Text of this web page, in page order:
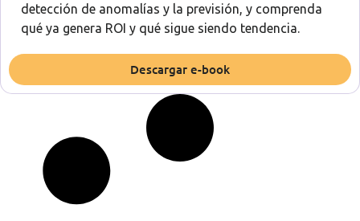
detección de anomalías y la previsión, y comprenda
qué ya genera ROI y qué sigue siendo tendencia.
Descargar e-book